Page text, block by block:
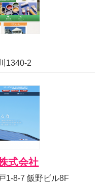
1340-2
式会社
1-8-7 飯野ビル8F